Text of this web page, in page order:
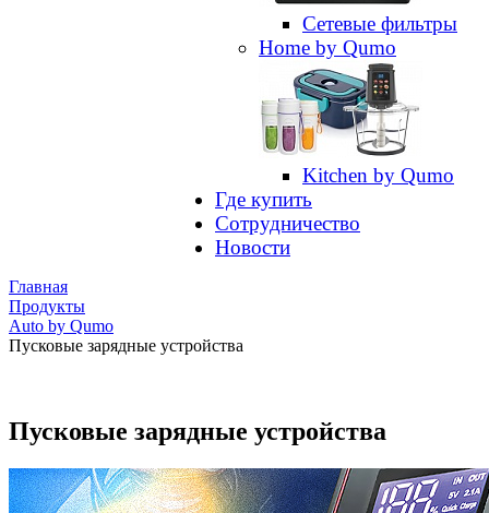
Сетевые фильтры
Home by Qumo
Kitchen by Qumo
Где купить
Сотрудничество
Новости
Главная
Продукты
Auto by Qumo
Пусковые зарядные устройства
Пусковые зарядные устройства